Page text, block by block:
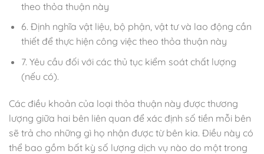
theo thỏa thuận này
6. Định nghĩa vật liệu, bộ phận, vật tư và lao động cần
thiết để thực hiện công việc theo thỏa thuận này
7. Yêu cầu đối với các thủ tục kiểm soát chất lượng
(nếu có).
Các điều khoản của loại thỏa thuận này được thương
lượng giữa hai bên liên quan để xác định số tiền mỗi bên
sẽ trả cho những gì họ nhận được từ bên kia. Điều này có
thể bao gồm bất kỳ số lượng dịch vụ nào do một trong